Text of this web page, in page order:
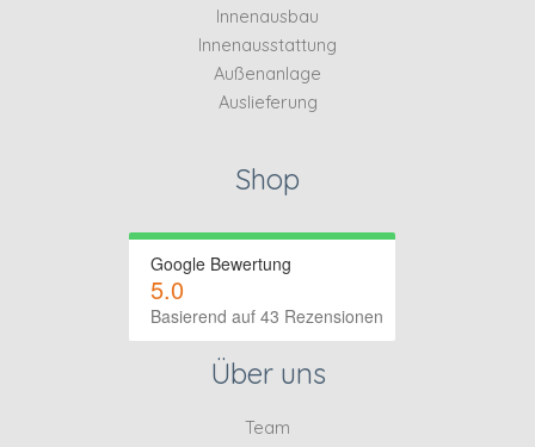
Innenausbau
Innenausstattung
Außenanlage
Auslieferung
Shop
Google Bewertung
5.0
Basierend auf 43 Rezensionen
Über uns
Team